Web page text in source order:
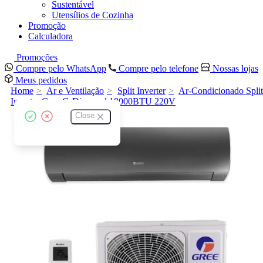
Sustentável
Utensílios de Cozinha
Promoção
Calculadora
Promoções
Compre pelo WhatsApp
Compre pelo telefone
Nossas lojas
Meus pedidos
Close
Home Ar e Ventilação Split Inverter
Ar-Condicionado Split
Inverter Gree G-Diamond 18000BTU 220V